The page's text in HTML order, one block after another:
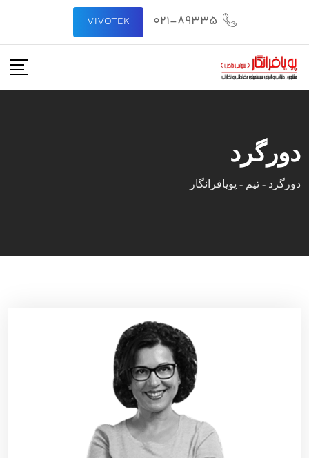
محتوا
021-89335
VIVOTEK
دورگرد
دورگرد - تیم - پویافرانگار